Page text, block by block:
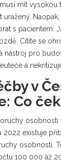
mít vysokou
uražený.
s pacientem:
Cítíte se
nástroj pro
a
v
Co
2022 existuje
osobnosti.
100 000 až